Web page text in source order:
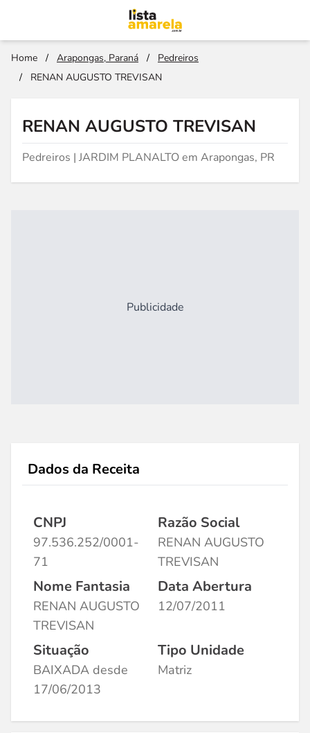
Home / Arapongas, Paraná /
Pedreiros
/
RENAN AUGUSTO TREVISAN
RENAN AUGUSTO TREVISAN
Pedreiros | JARDIM PLANALTO em Arapongas, PR
Publicidade
Dados da Receita
CNPJ
97.536.252/0001-
71
Razão Social
RENAN AUGUSTO
TREVISAN
Nome Fantasia
RENAN AUGUSTO
TREVISAN
Data Abertura
12/07/2011
Situação
BAIXADA desde
17/06/2013
Tipo Unidade
Matriz